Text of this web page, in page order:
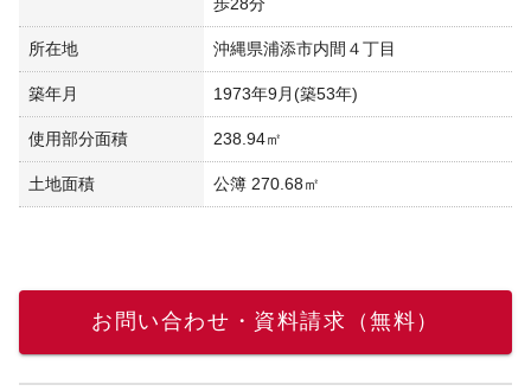
所在地 沖縄県浦添市内間４丁目
築年月 1973年9月(築53年)
使用部分面積 238.94㎡
土地面積 公簿 270.68㎡
お問い合わせ・資料請求（無料）